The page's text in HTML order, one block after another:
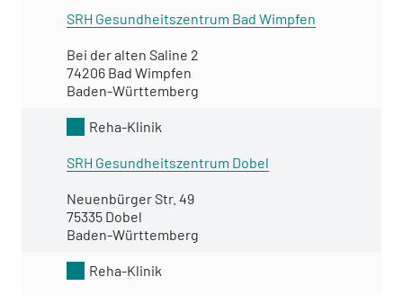
SRH Gesundheitszentrum Bad Wimpfen
Bei der alten Saline 2
74206 Bad Wimpfen
Baden-Württemberg
Reha-Klinik
SRH Gesundheitszentrum Dobel
Neuenbürger Str. 49
75335 Dobel
Baden-Württemberg
Reha-Klinik